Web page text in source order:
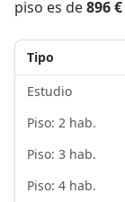
piso es de896 €
Tipo
Estudio
Piso: 2 hab.
Piso: 3 hab.
Piso: 4 hab.